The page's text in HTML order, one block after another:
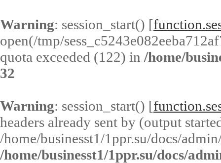
Warning: session_start() [
open(/tmp/
quota exceeded (122) in /home/
32
Warning: session_start() [
headers already sent by (output
/home/businesst1/1ppr.su/docs/
/home/businesst1/1ppr.su/docs/